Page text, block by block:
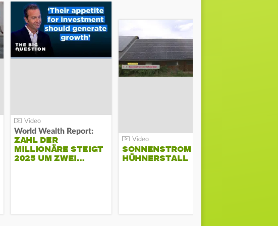
World Wealth Report:
ZAHL DER
MILLIONÄRE STEIGT
2025 UM ZWEI…
SONNENSTROM IM
HÜHNERSTALL